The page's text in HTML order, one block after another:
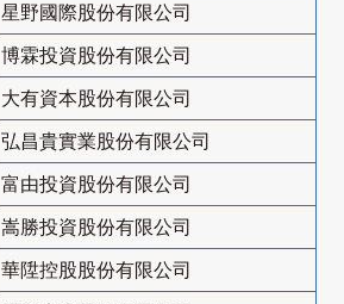
星野國際股份有限公司
博霖投資股份有限公司
大有資本股份有限公司
弘昌貴實業股份有限公司
富由投資股份有限公司
嵩勝投資股份有限公司
華陞控股股份有限公司